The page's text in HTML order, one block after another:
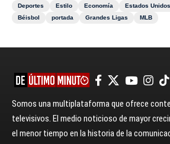
Deportes
Estilo Economía Estados Unidos
Béisbol
portada Grandes Ligas MLB
Somos una multiplataforma que ofrece
televisivos. El medio noticioso de mayor
el menor tiempo en la historia de la